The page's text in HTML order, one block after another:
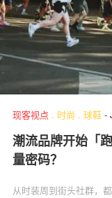
现客视点 . 时尚 . 球鞋 -
潮流品牌开始「
量密码？
从时装周到街头社群，都